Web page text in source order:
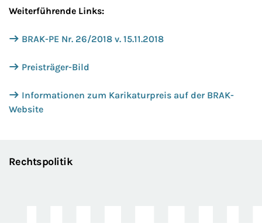
Weiterführende Links:
BRAK-PE Nr. 26/2018 v. 15.11.2018
Preisträger-Bild
Informationen zum Karikaturpreis auf der BRAK-
Website
Rechtspolitik